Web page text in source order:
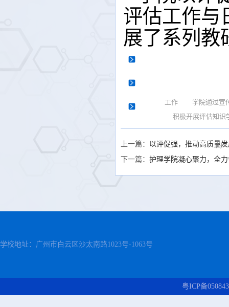
评估工作与
展了系列教
学院通过宣
工作
积极开展评估知识
的
上一篇： 以评促强，推动高质量
下一篇： 护理学院凝心聚力，全
学校地址：广州市白云区沙太南路1023号-1063号
粤ICP备